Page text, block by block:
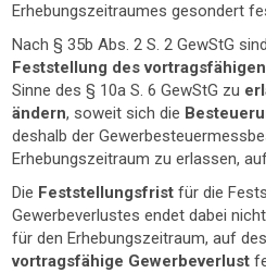
Erhebungszeitraumes gesondert
Nach § 35b Abs. 2 S. 2 GewStG sind
Feststellung des
Sinne des § 10a S. 6 GewStG zu
ändern, soweit sich die
deshalb der
Erhebungszeitraum zu erlassen,
Die Feststellungsfristfür die
Gewerbeverlustes endet dabei
für den Erhebungszeitraum, auf
vortragsfähige Gewerbeverlust